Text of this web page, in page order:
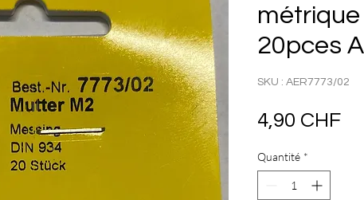
métrique
20pces
SKU : AER7773/02
4,90 CHF
Quantité *